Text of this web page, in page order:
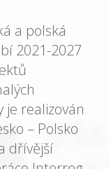
a polská
2021-2027
je realizován
– Polsko
dřívější